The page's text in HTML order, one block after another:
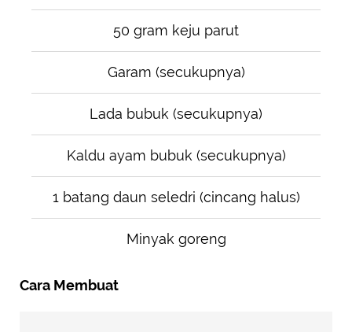
50 gram keju parut
Garam (secukupnya)
Lada bubuk (secukupnya)
Kaldu ayam bubuk (secukupnya)
1 batang daun seledri (cincang halus)
Minyak goreng
Cara Membuat